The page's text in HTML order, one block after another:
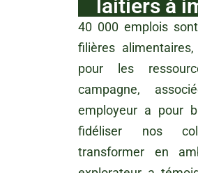
laitiers à
40 000 emplois
filières
pour les
campagne,
employeur a pour
fidéliser nos
transformer en